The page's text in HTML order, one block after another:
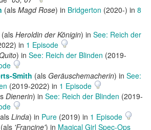
(als Magd Rose) in Bridgerton (2020-) in 8
(als Heroldin der Königin) in See: Reich der
in 1 Episode
) in See: Reich der Blinden (2019-
Smith (als Geräuschemacherin) in See:
(2019-2022) in 1 Episode
Dienerin) in See: Reich der Blinden (2019-
Linda) in Pure (2019) in 1 Episode
(als 'Francine') in Magical Girl Spec-Ops